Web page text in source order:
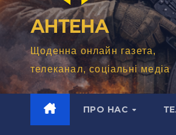
АНТЕНА
Щоденна онлайн газета,
телеканал, соціальні медіа
ПРО НАС